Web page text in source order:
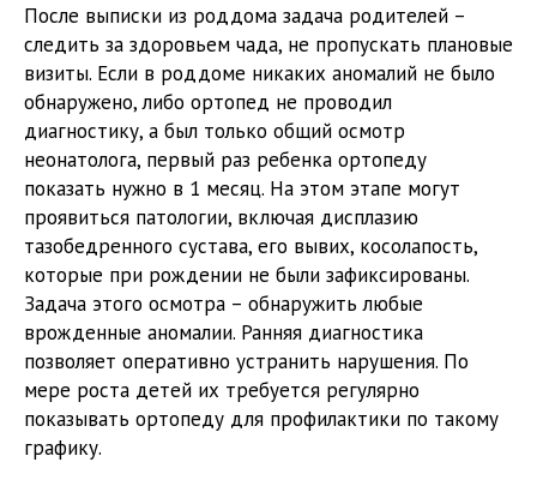
После выписки из роддома задача родителей –
следить за здоровьем чада, не пропускать плановые
визиты. Если в роддоме никаких аномалий не было
обнаружено, либо ортопед не проводил
диагностику, а был только общий осмотр
неонатолога, первый раз ребенка ортопеду
показать нужно в 1 месяц. На этом этапе могут
проявиться патологии, включая дисплазию
тазобедренного сустава, его вывих, косолапость,
которые при рождении не были зафиксированы.
Задача этого осмотра – обнаружить любые
врожденные аномалии. Ранняя диагностика
позволяет оперативно устранить нарушения. По
мере роста детей их требуется регулярно
показывать ортопеду для профилактики по такому
графику.